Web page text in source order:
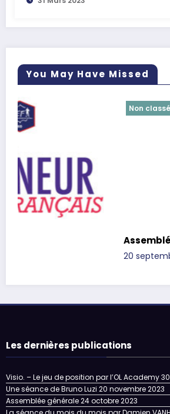
You May Have Missed
Assemblée générale 2019
20 septembre 2019 Antoine
Les dernières publications
Visio. – Le jeu de position par l’OL Academy
Une séance de Bruno Luzi 20 novembre 2023
Assemblée générale24 octobre 2023